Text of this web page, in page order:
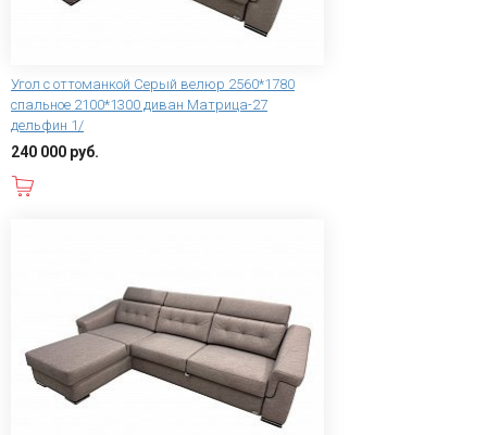
Угол с оттоманкой Серый велюр 2560*1780
спальное 2100*1300 диван Матрица-27
дельфин 1/
240 000 руб.